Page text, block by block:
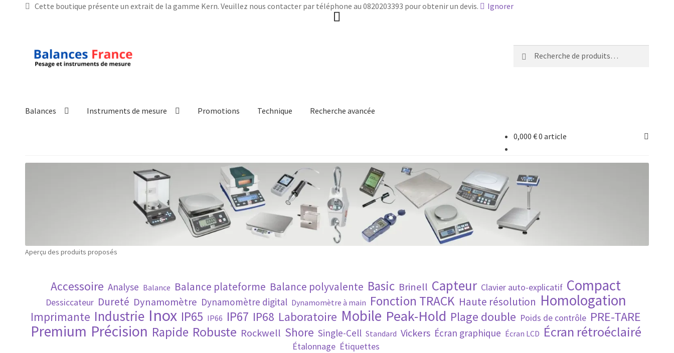
Cette boutique présente un extrait de la gamme Kern. Veuillez nous contacter par téléphone au 0820203393 pour obtenir un devis. Ignorer
Aller
Aller
pour :
Balances Instruments de mesure Promotions Technique Recherche avancée
Validation de la commande
0,000 €0 article
Aperçu des produits proposés
Accessoire Analyse Balance Balance plateforme Balance polyvalente Basic Brinell Capteur Clavier auto-explicatif Compact
Dessiccateur Dureté Dynamomètre Dynamomètre digital Dynamomètre à main Fonction TRACK Haute résolution Homologation
Imprimante Industrie Inox IP65 IP66 IP67 IP68 Laboratoire Mobile Peak-Hold Plage double Poids de contrôle PRE-TARE
Premium Précision Rapide Robuste Rockwell Shore Single-Cell Standard Vickers Écran graphique Écran LCD Écran rétroéclairé
Étalonnage Étiquettes